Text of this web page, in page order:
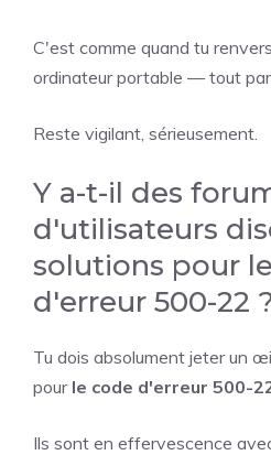
C'est comme quand tu
ordinateur portable — tout
Reste vigilant, sérieusement.
Y a-t-il des
d'utilisateurs
solutions pour
d'erreur 500-22
Tu dois absolument jeter un
pour le code d'erreur 500-
Ils sont en effervescence